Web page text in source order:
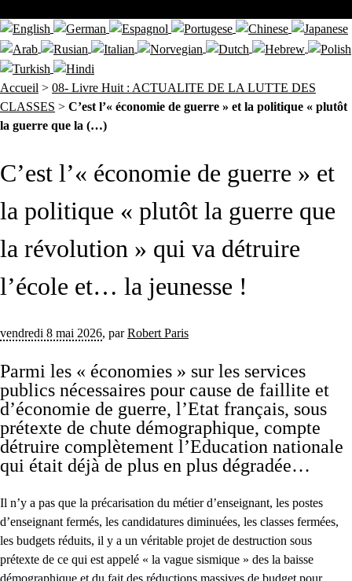
Accueil > 08- Livre Huit : ACTUALITE DE LA LUTTE DES
CLASSES > C’est l’« économie de guerre » et la politique « plutôt
la guerre que la (…)
C’est l’« économie de guerre » et
la politique « plutôt la guerre que
la révolution » qui va détruire
l’école et… la jeunesse !
vendredi 8 mai 2026, parRobert Paris
Parmi les « économies » sur les services
publics nécessaires pour cause de faillite et
d’économie de guerre, l’Etat français, sous
prétexte de chute démographique, compte
détruire complètement l’Education nationale
qui était déjà de plus en plus dégradée…
Il n’y a pas que la précarisation du métier d’enseignant, les postes
d’enseignant fermés, les candidatures diminuées, les classes fermées,
les budgets réduits, il y a un véritable projet de destruction sous
prétexte de ce qui est appelé « la vague sismique » des la baisse
démographique et du fait des réductions massives de budget pour